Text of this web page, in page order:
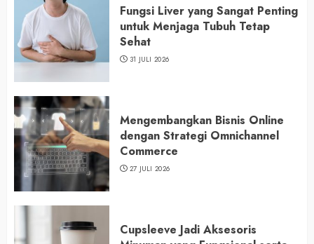
Fungsi Liver yang Sangat Penting
untuk Menjaga Tubuh Tetap
Sehat
31 JULI 2026
Mengembangkan Bisnis Online
dengan Strategi Omnichannel
Commerce
27 JULI 2026
Cupsleeve Jadi Aksesoris